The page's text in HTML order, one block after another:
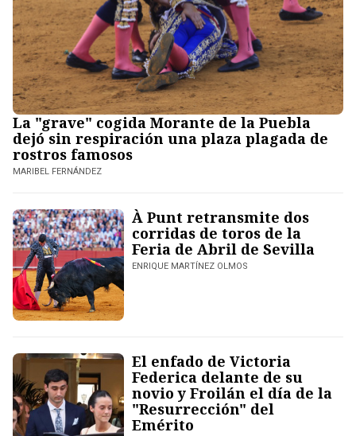
La "grave" cogida Morante de la Puebla
dejó sin respiración una plaza plagada de
rostros famosos
MARIBEL FERNÁNDEZ
À Punt retransmite dos
corridas de toros de la
Feria de Abril de Sevilla
ENRIQUE MARTÍNEZ OLMOS
El enfado de Victoria
Federica delante de su
novio y Froilán el día de la
"Resurrección" del
Emérito